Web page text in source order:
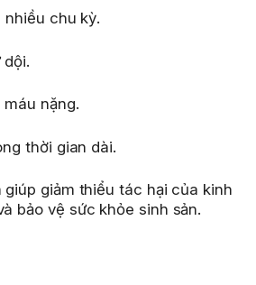
nhiều chu kỳ.
nặng.
thời gian dài.
giảm thiểu tác hại của kinh
bảo vệ sức khỏe sinh sản.